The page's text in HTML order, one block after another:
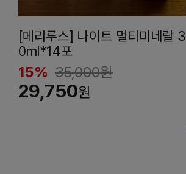
[메리루스] 나이트 멀티미네랄 3
0ml*14포
15% 35,000원
29,750원